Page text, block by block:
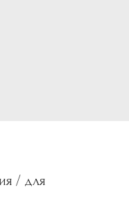
/ для